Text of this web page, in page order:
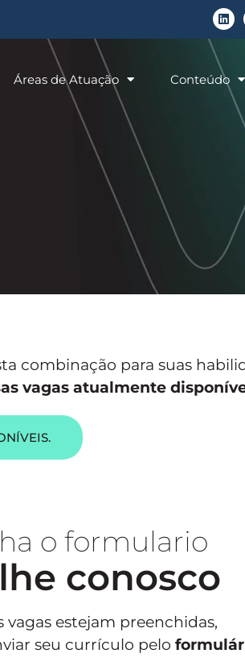
Áreas de Atuação Conteúdo
combinação para suas
vagas atualmente
o formulario
conosco
vagas estejam preenchidas,
seu currículo pelo